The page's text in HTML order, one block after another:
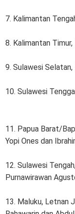
7. Kalimantan
8. Kalimantan
9. Sulawesi Selatan,
10. Sulawesi
11. Papua Barat/
Yopi Ones dan
12. Sulawesi
Purnawirawan
13. Maluku, Letnan